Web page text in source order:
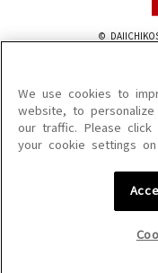
©
このサイトに掲載されている一
を問わず、著作権法の定める範
を禁じます。
楽曲及びコンテンツは、機種に
楽曲及びコンテンツの配信日、
We use cookies to
website, to
our traffic. Please click
your cookie settings